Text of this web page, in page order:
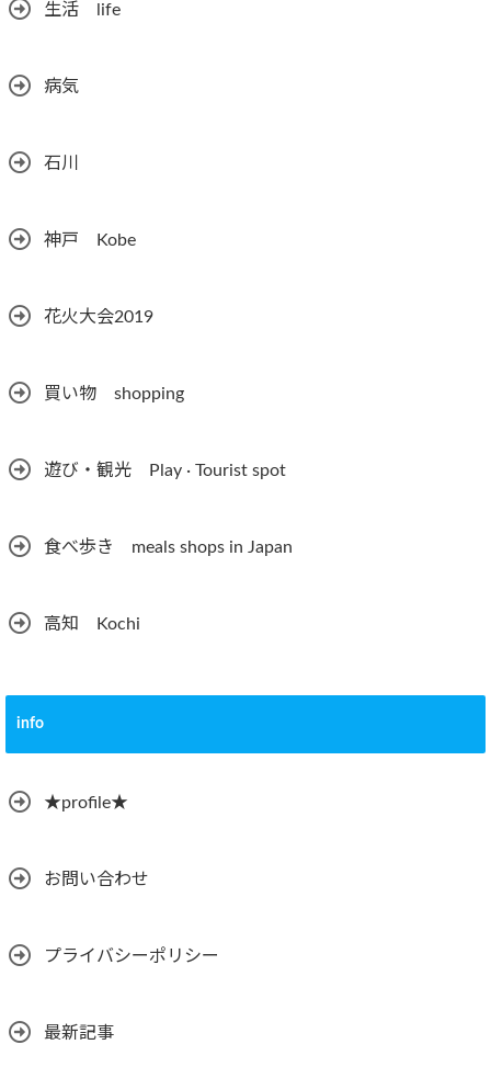
生活 life
病気
石川
神戸 Kobe
花火大会2019
買い物 shopping
遊び・観光 Play · Tourist spot
食べ歩き meals shops in Japan
高知 Kochi
info
★profile★
お問い合わせ
プライバシーポリシー
最新記事